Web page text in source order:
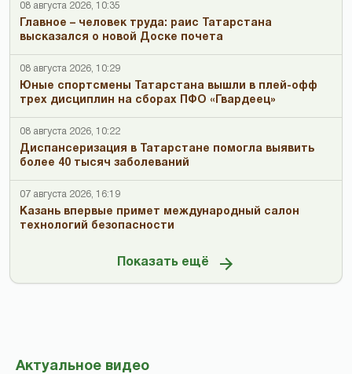
08 августа 2026, 10:35
Главное – человек труда: раис Татарстана
высказался о новой Доске почета
08 августа 2026, 10:29
Юные спортсмены Татарстана вышли в плей-офф
трех дисциплин на сборах ПФО «Гвардеец»
08 августа 2026, 10:22
Диспансеризация в Татарстане помогла выявить
более 40 тысяч заболеваний
07 августа 2026, 16:19
Казань впервые примет международный салон
технологий безопасности
Показать ещё
Актуальное видео